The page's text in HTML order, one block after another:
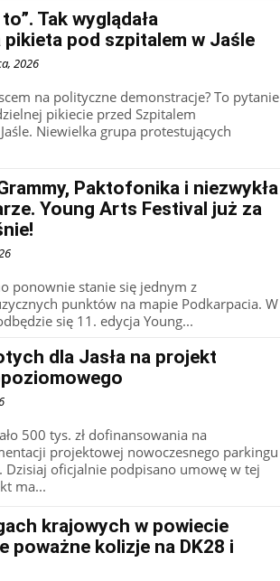
Tak wyglądała
pod szpitalem w Jaśle
2026
na polityczne demonstracje? To pytanie
pikiecie przed Szpitalem
Niewielka grupa protestujących
Paktofonika i niezwykła
Young Arts Festival już za
ponownie stanie się jednym z
punktów na mapie Podkarpacia. W
się 11. edycja Young...
dla Jasła na projekt
500 tys. zł dofinansowania na
projektowej nowoczesnego parkingu
oficjalnie podpisano umowę w tej
ma...
krajowych w powiecie
poważne kolizje na DK28 i